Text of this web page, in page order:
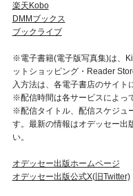
楽天Kobo
DMMブックス
ブックライブ
※電子書籍(電子版写真集)は、
ットショッピング・Reader
入方法は、各電子書店のサイト
※配信時間は各サービスによっ
※配信タイトル、配信スケジュ
す。最新の情報はオデッセー出
い。
オデッセー出版ホームページ
オデッセー出版公式X(旧Twitter)